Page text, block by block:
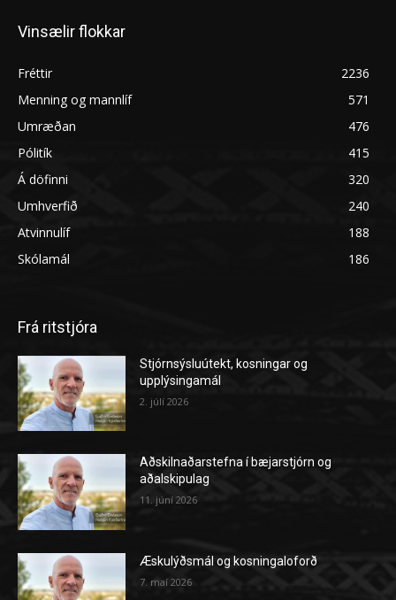
Vinsælir flokkar
Fréttir
2236
Menning og mannlíf
571
Umræðan
476
Pólitík
415
Á döfinni
320
Umhverfið
240
Atvinnulíf
188
Skólamál
186
Frá ritstjóra
Stjórnsýsluútekt, kosningar og
upplýsingamál
2. júlí 2026
Aðskilnaðarstefna í bæjarstjórn og
aðalskipulag
11. júní 2026
Æskulýðsmál og kosningaloforð
7. maí 2026